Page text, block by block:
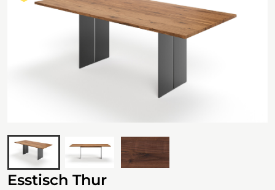
Esstisch Thur